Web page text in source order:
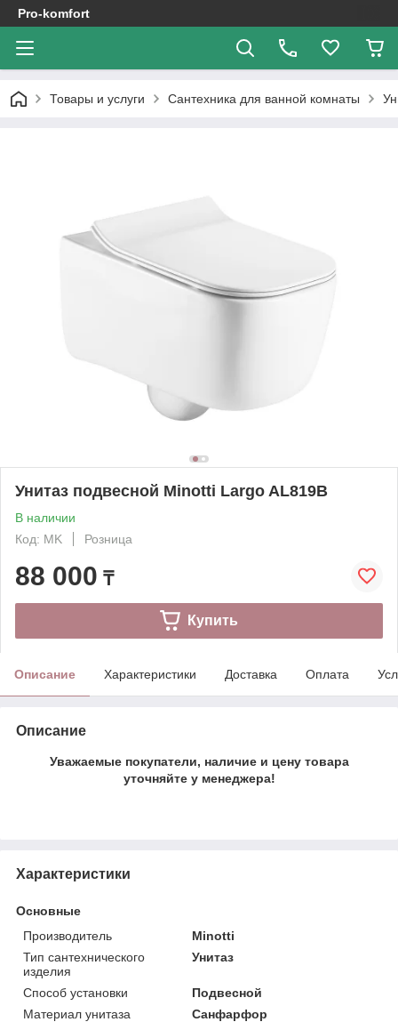
Pro-komfort
Товары и услуги Сантехника для ванной комнаты
Унитаз подвесной Minotti Largo AL819B
В наличии
Код: MK
Розница
88 000 ₸
Купить
Описание Характеристики Доставка Оплата
Описание
Уважаемые покупатели, наличие и цену товара
уточняйте у менеджера!
Характеристики
Основные
Производитель
Minotti
Тип сантехнического
изделия
Унитаз
Способ установки
Подвесной
Материал унитаза
Санфарфор